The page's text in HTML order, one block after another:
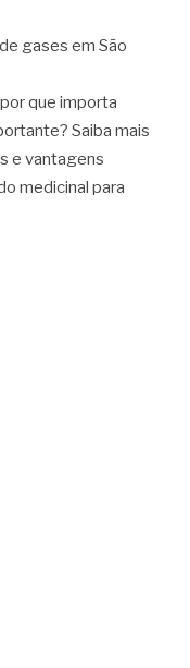
gases em São
que importa
Saiba mais
e vantagens
medicinal para